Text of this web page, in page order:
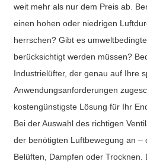
weit mehr als nur dem Preis ab.
einen hohen oder niedrigen
herrschen? Gibt es
berücksichtigt werden müssen?
Industrielüfter, der genau auf Ihre
Anwendungsanforderungen
kostengünstigste Lösung für Ihr
Bei der Auswahl des richtigen
der benötigten Luftbewegung an –
Belüften, Dampfen oder Trocknen.